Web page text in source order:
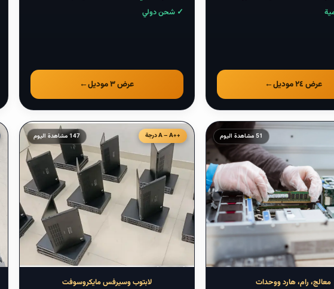
عرض ٢٤ موديل ←
✓ شحن دولي
عرض ٣ موديل ←
51 مشاهدة اليوم
معالج، رام، هارد ووحدات
درجة 147 مشاهدة اليوم
لابتوبات
ابتداءً من
٩١.٥٣
٣٣٥ درهم
لابتوب وسيرفس مايكروسوفت
ابتداءً
من
$
—